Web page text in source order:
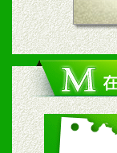
四、市
1、根
2、根
3、根